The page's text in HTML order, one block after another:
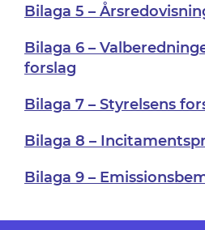
Bilaga 5 –
Bilaga 6 –
forslag
Bilaga 7 – Styrelsens
Bilaga 8 –
Bilaga 9 –